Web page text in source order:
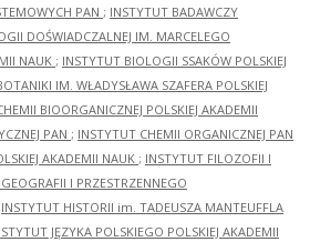
PAN ; INSTYTUT BADAWCZY
DOŚWIADCZALNEJ IM. MARCELEGO
NAUK ; INSTYTUT BIOLOGII SSAKÓW POLSKIEJ
IM. WŁADYSŁAWA SZAFERA POLSKIEJ
BIOORGANICZNEJ POLSKIEJ AKADEMII
PAN ; INSTYTUT CHEMII ORGANICZNEJ PAN
AKADEMII NAUK ; INSTYTUT FILOZOFII I
I PRZESTRZENNEGO
INSTYTUT HISTORII im. TADEUSZA MANTEUFFLA
JĘZYKA POLSKIEGO POLSKIEJ AKADEMII